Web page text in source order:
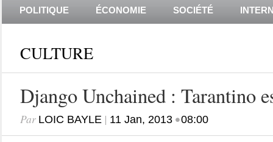
POLITIQUE ÉCONOMIE SOCIÉTÉ
CULTURE
Django Unchained : Tarantino
Par LOIC BAYLE| 11 Jan, 2013•08:00